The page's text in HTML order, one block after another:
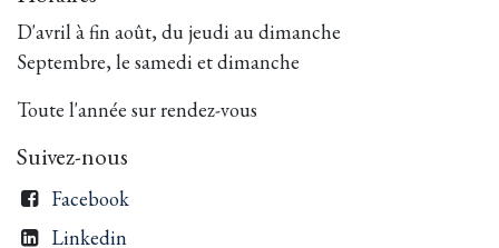
D'avril à fin août, du jeudi au dimanche
Septembre, le samedi et dimanche
Toute l'année sur rendez-vous
Suivez-nous
Facebook
Linkedin